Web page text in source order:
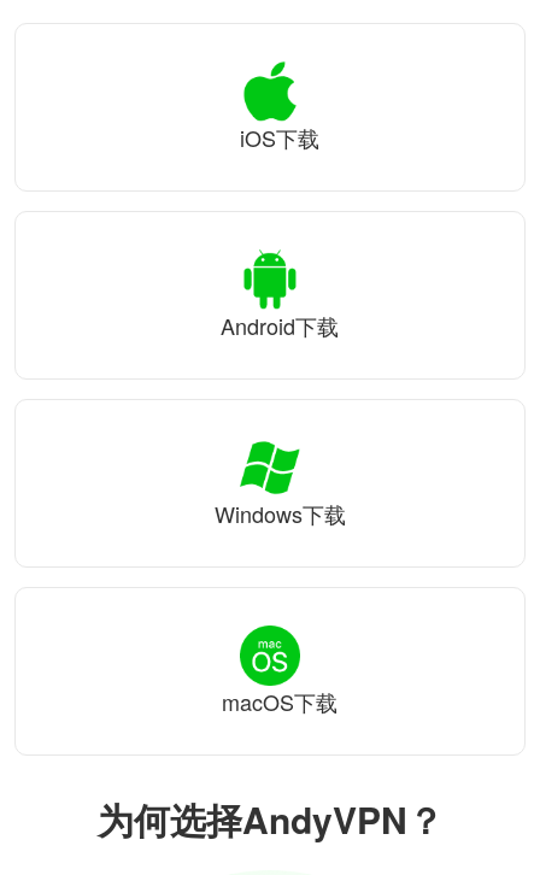
为何选择AndyVPN？
iOS下载
Android下载
Windows下载
macOS下载